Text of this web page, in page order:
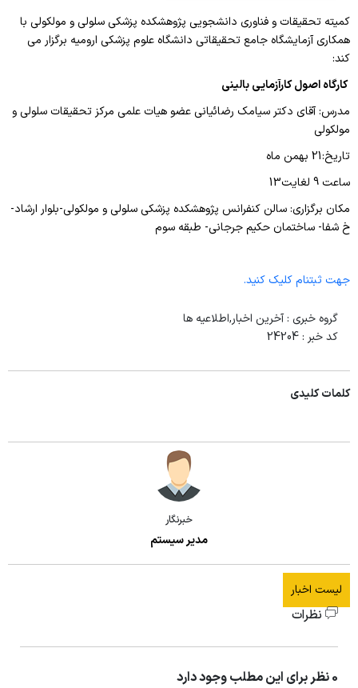
کمیته تحقیقات و فناوری دانشجویی پژوهشکده پزشکی سلولی و مولکولی با
همکاری آزمایشگاه جامع تحقیقاتی دانشگاه علوم پزشکی ارومیه برگزار می
کند:
کارگاه اصول کارآزمایی بالینی
مدرس: آقای دکتر سیامک رضائیانی عضو هیات علمی مرکز تحقیقات سلولی و
مولکولی
تاریخ:21 بهمن ماه
ساعت 9 لغایت13
مکان برگزاری: سالن کنفرانس پژوهشکده پزشکی سلولی و مولکولی-بلوار ارشاد-
خ شفا- ساختمان حکیم جرجانی- طبقه سوم
جهت ثبتنام کلیک کنید.
گروه خبری : آخرین اخبار,اطلاعیه ها
کد خبر : 24204
کلمات کلیدی
خبرنگار
مدیر سیستم
لیست اخبار
نظرات
0 نظر برای این مطلب وجود دارد